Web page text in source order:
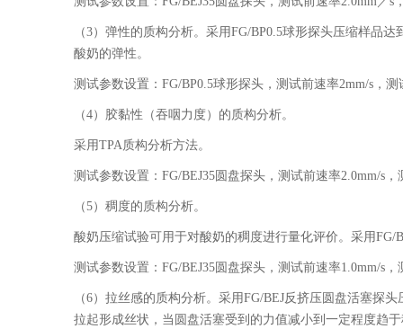
（3）弹性的质构分析。采用FG/BP0.5球形探头压缩样品达
酸奶的弹性。
测试参数设置： FG/BP0.5球形探头，测试前速率2mm/s，测
（4）胶黏性（吞咽力度）的质构分析。
采用TPA质构分析方法。
测试参数设置： FG/BEJ35 圆盘探头，测试前速率2.0mm/s
（5）稠度的质构分析。
酸奶压缩试验可用于对酸奶的稠度进行量化评价。采用FG/
测试参数设置： FG/BEJ35 圆盘探头，测试前速率1.0mm/s
（6）拉丝感的质构分析。采用FG/BEJ反挤压圆盘活塞探
拉起形成丝状，当圆盘活塞受到的力值减小到一定程度趋